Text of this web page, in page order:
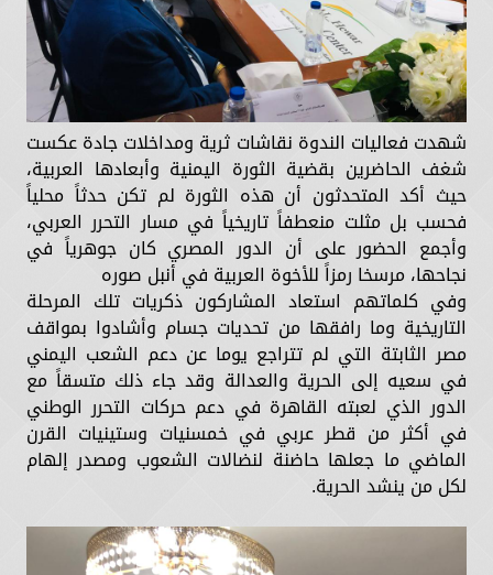
شهدت فعاليات الندوة نقاشات ثرية ومداخلات جادة عكست
شغف الحاضرين بقضية الثورة اليمنية وأبعادها العربية،
حيث أكد المتحدثون أن هذه الثورة لم تكن حدثاً محلياً
فحسب بل مثلت منعطفاً تاريخياً في مسار التحرر العربي،
وأجمع الحضور على أن الدور المصري كان جوهرياً في
نجاحها، مرسخا رمزاً للأخوة العربية في أنبل صوره
وفي كلماتهم استعاد المشاركون ذكريات تلك المرحلة
التاريخية وما رافقها من تحديات جسام وأشادوا بمواقف
مصر الثابتة التي لم تتراجع يوما عن دعم الشعب اليمني
في سعيه إلى الحرية والعدالة وقد جاء ذلك متسقاً مع
الدور الذي لعبته القاهرة في دعم حركات التحرر الوطني
في أكثر من قطر عربي في خمسنيات وستينيات القرن
الماضي ما جعلها حاضنة لنضالات الشعوب ومصدر إلهام
لكل من ينشد الحرية.